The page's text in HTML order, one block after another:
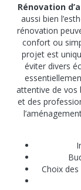
Rénovation
aussi bien
rénovation
confort ou
projet est
éviter divers
attentive de vos
et des
Choix